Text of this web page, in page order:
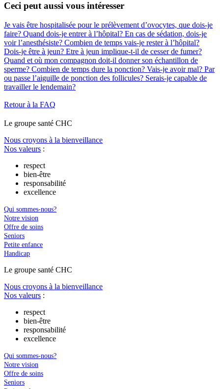
Ceci peut aussi vous intéresser
Je vais être hospitalisée pour le prélèvement d’ovocytes, que dois-je
faire? Quand dois-je entrer à l’hôpital? En cas de sédation, dois-je
voir l’anesthésiste? Combien de temps vais-je rester à l’hôpital?
Dois-je être à jeun? Etre à jeun implique-t-il de cesser de fumer?
Quand et où mon compagnon doit-il donner son échantillon de
sperme? Combien de temps dure la ponction? Vais-je avoir mal? Par
ou passe l’aiguille de ponction des follicules? Serais-je capable de
travailler le lendemain?
Retour à la FAQ
Le groupe santé CHC
Nous croyons à la bienveillance
Nos valeurs :
respect
bien-être
responsabilité
excellence
Qui sommes-nous?
Notre vision
Offre de soins
Seniors
Petite enfance
Handicap
Le groupe santé CHC
Nous croyons à la bienveillance
Nos valeurs :
respect
bien-être
responsabilité
excellence
Qui sommes-nous?
Notre vision
Offre de soins
Seniors